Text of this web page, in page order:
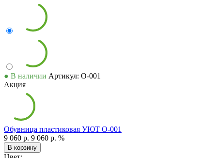
● В наличии Артикул: О-001
Акция
Обувница пластиковая УЮТ О-001
9 060 р. 9 060 р. %
В корзину